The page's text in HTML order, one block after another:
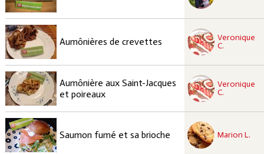
Aumônières de crevettes
Veronique
C.
recette à tester
Aumônière aux Saint-Jacques
et poireaux
Veronique
C.
recette à tester
Saumon fumé et sa brioche Marion L.
recette à tester